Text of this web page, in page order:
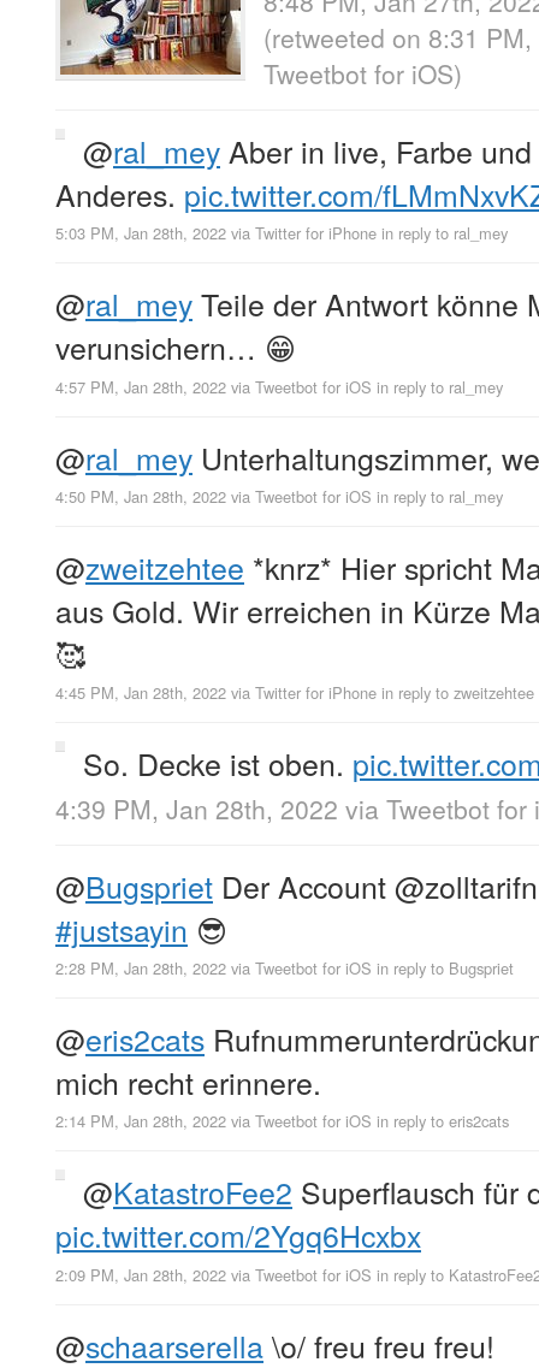
(retweeted on 8:31
Tweetbot for iΟS)
@ral_meyAber in live, Farbe
Anderes. pic.twitter.com/
5:03 PM, Jan 28th, 2022 via Twitter for iPhone in reply to ral_mey
@ral_meyTeile der Antwort könne
verunsichern… 😁
4:57 PM, Jan 28th, 2022 via Tweetbot for iΟS in reply to ral_mey
@ral_mey Unterhaltungszimmer,
4:50 PM, Jan 28th, 2022 via Tweetbot for iΟS in reply to ral_mey
@zweitzehtee *knrz* Hier spricht
aus Gold. Wir erreichen in Kürze
🥰
4:45 PM, Jan 28th, 2022 via Twitter for iPhone in reply to zweitzehtee
So. Decke ist oben.
4:39 PM, Jan 28th, 2022 via Tweetbot for
@Bugspriet Der Account
#justsayin 😎
2:28 PM, Jan 28th, 2022 via Tweetbot for iΟS in reply to Bugspriet
@eris2cats
mich recht erinnere.
2:14 PM, Jan 28th, 2022 via Tweetbot for iΟS in reply to eris2cats
@KatastroFee2 Superflausch für
pic.twitter.com/2Ygq6Hcxbx
2:09 PM, Jan 28th, 2022 via Tweetbot for iΟS in reply to
@schaarserella\o/ freu freu freu!